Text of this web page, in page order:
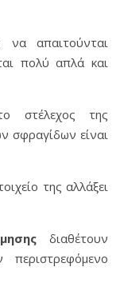
να απαιτούνται
πολύ απλά και
στέλεχος της
σφραγίδων είναι
της αλλάξει
διαθέτουν